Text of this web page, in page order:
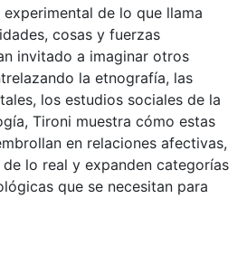
de lo que llama
cosas y fuerzas
invitado a imaginar otros
la etnografía, las
los estudios sociales de la
Tironi muestra cómo estas
en relaciones afectivas,
lo real y expanden categorías
que se necesitan para